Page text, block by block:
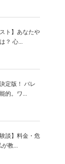
ト】あなたや
？ 心...
定版！ バレ
的。ワ...
談】料金・危
が教...